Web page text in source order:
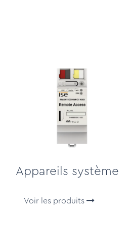
Appareils système
Voir les produits